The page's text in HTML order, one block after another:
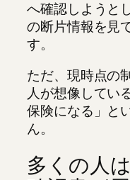
へ確認しようと
の断片情報を見
す。
ただ、現時点の
人が想像してい
保険になる」と
ん。
多くの人